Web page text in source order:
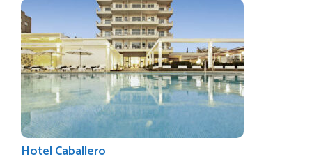
Hotel Caballero